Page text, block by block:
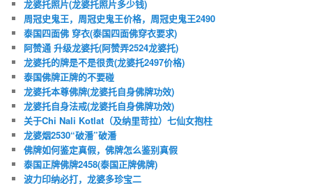
龙婆托照片(龙婆托照片多少钱)
周冠史鬼王，周冠史鬼王价格，周冠史鬼王2490
泰国四面佛 穿衣(泰国四面佛穿衣要求)
阿赞通 升级龙婆托(阿赞弄2524龙婆托)
龙婆托的牌是不是很贵(龙婆托2497价格)
泰国佛牌正牌的不要碰
龙婆托本尊佛牌(龙婆托自身佛牌功效)
龙婆托自身法戒(龙婆托自身佛牌功效)
关于Chi Nali Kotlat（及纳里苛拉）七仙女抱柱
龙婆烟2530“破潘”破潘
佛牌如何鉴定真假，佛牌怎么鉴别真假
泰国正牌佛牌2458(泰国正牌佛牌)
波力印纳必打，龙婆多珍宝二